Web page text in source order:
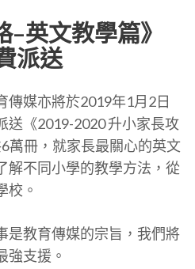
–英文教學篇》
派送
傳媒亦將於2019年1月2日
送《2019-2020 升小家長攻
萬冊，就家長最關心的英文
解不同小學的教學方法，從
校。
是教育傳媒的宗旨，我們將
強支援。